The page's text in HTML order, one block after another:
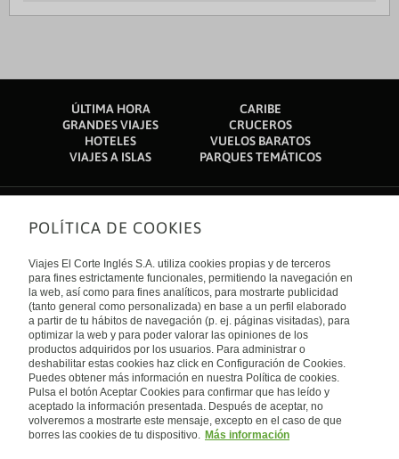
ÚLTIMA HORA
CARIBE
GRANDES VIAJES
CRUCEROS
HOTELES
VUELOS BARATOS
VIAJES A ISLAS
PARQUES TEMÁTICOS
Sobre nosotros
Quiénes somos
Financiación
Sostenibilidad
Turismo accesible
Tarjeta El Corte Inglés
Trabaja con nosotros
El Corte Inglés
Canal Ético
Enlaces de interés
Guías de viaje
Catálogos
Auto check-in
Condiciones Generales
Política de privacidad
Política de cookies
Accesibilidad
Empresas/ Grupos
Internacional
España
Visita nuestro blog
Blog de Viajes el Corte inglés
POLÍTICA DE COOKIES
Viajes El Corte Inglés S.A. utiliza cookies propias y de terceros
para fines estrictamente funcionales, permitiendo la navegación en
la web, así como para fines analíticos, para mostrarte publicidad
(tanto general como personalizada) en base a un perfil elaborado
a partir de tu hábitos de navegación (p. ej. páginas visitadas), para
optimizar la web y para poder valorar las opiniones de los
productos adquiridos por los usuarios. Para administrar o
deshabilitar estas cookies haz click en Configuración de Cookies.
Puedes obtener más información en nuestra Política de cookies.
Pulsa el botón Aceptar Cookies para confirmar que has leído y
aceptado la información presentada. Después de aceptar, no
volveremos a mostrarte este mensaje, excepto en el caso de que
borres las cookies de tu dispositivo. Más información